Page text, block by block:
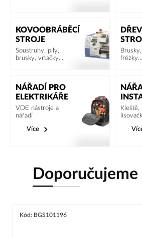
KOVOOBRÁBĚCÍ
STROJE
Soustruhy, pily,
brusky, vrtačky...
frézky...
NÁŘADÍ PRO
ELEKTRIKÁŘE
VDE nástroje a
nářadí
Více
Kleště,
Doporučujeme
Kód: BGS101196